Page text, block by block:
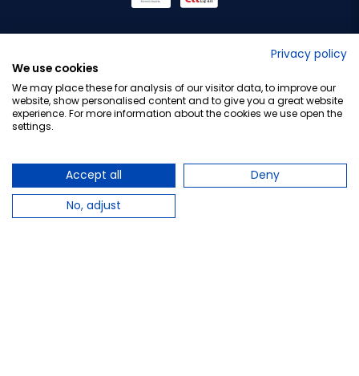
Privacy policy
We use cookies
We may place these for analysis of our visitor data, to improve our
website, show personalised content and to give you a great website
experience. For more information about the cookies we use open the
settings.
Accept all
Deny
No, adjust